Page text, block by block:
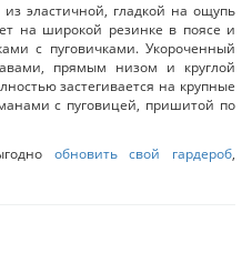
эластичной, гладкой на ощупь
на широкой резинке в поясе и
с пуговичками. Укороченный
прямым низом и круглой
застегивается на крупные
с пуговицей, пришитой по
обновить свой гардероб,